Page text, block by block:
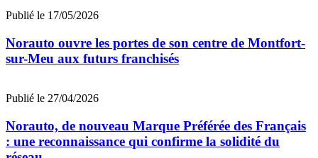
Publié le 17/05/2026
Norauto ouvre les portes de son centre de Montfort-
sur-Meu aux futurs franchisés
Publié le 27/04/2026
Norauto, de nouveau Marque Préférée des Français
: une reconnaissance qui confirme la solidité du